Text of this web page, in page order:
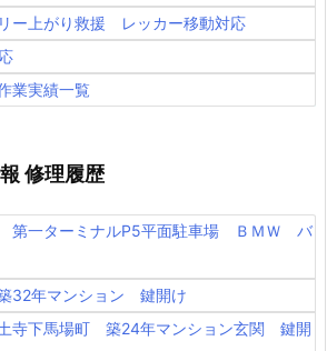
ー上がり救援 レッカー移動対応
業実績一覧
修理履歴
第一ターミナルP5平面駐車場 ＢＭＷ バ
32年マンション 鍵開け
寺下馬場町 築24年マンション玄関 鍵開